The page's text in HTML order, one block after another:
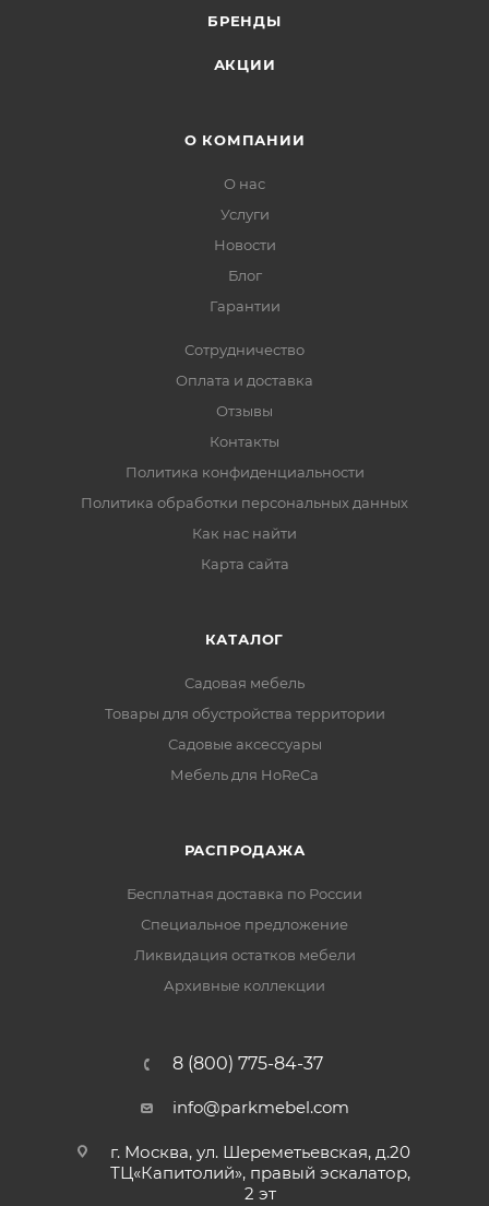
БРЕНДЫ
АКЦИИ
О КОМПАНИИ
О нас
Услуги
Новости
Блог
Гарантии
Сотрудничество
Оплата и доставка
Отзывы
Контакты
Политика конфиденциальности
Политика обработки персональных данных
Как нас найти
Карта сайта
КАТАЛОГ
Садовая мебель
Товары для обустройства территории
Садовые аксессуары
Мебель для HoReCa
РАСПРОДАЖА
Бесплатная доставка по России
Специальное предложение
Ликвидация остатков мебели
Архивные коллекции
8 (800) 775-84-37
info@parkmebel.com
г. Москва, ул. Шереметьевская, д.20
ТЦ«Капитолий», правый эскалатор,
2 эт